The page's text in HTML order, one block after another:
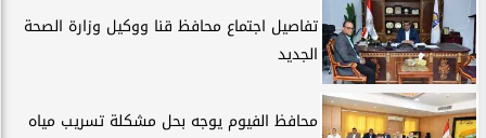
تفاصيل اجتماع محافظ قنا ووكيل وزارة الصحة
الجديد
محافظ الفيوم يوجه بحل مشكلة تسريب مياه